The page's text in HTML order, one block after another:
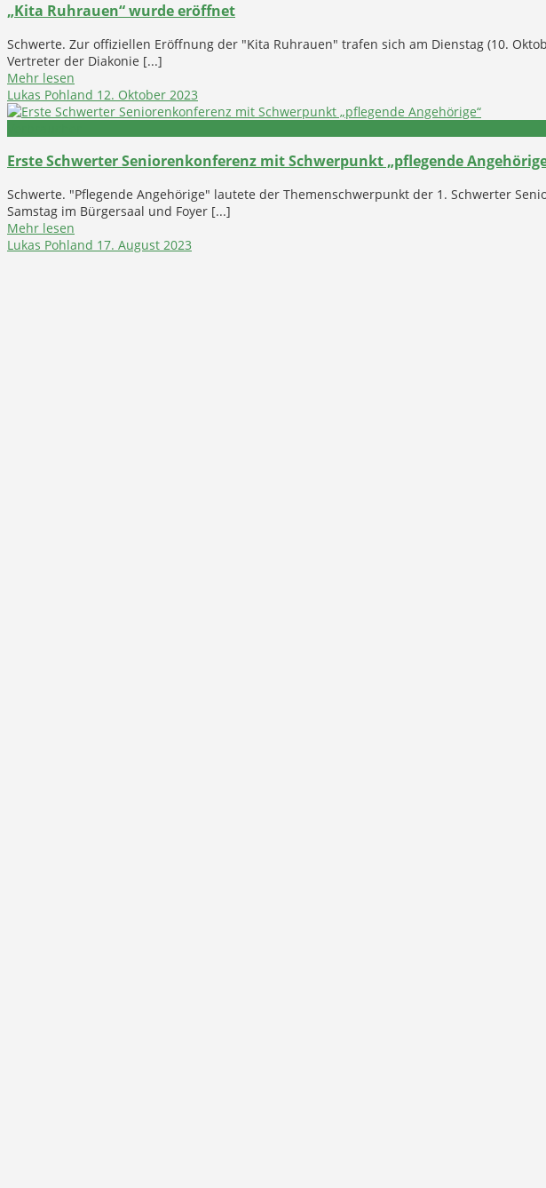
„Kita Ruhrauen“ wurde eröffnet
Schwerte. Zur offiziellen Eröffnung der "Kita Ruhrauen" trafen sich am Dienstag (10.
Vertreter der Diakonie [...]
Mehr lesen
Lukas Pohland 12. Oktober 2023
Erste Schwerter Seniorenkonferenz mit Schwerpunkt „pflegende
Schwerte. "Pflegende Angehörige" lautete der Themenschwerpunkt der 1. Schwerter
Samstag im Bürgersaal und Foyer [...]
Mehr lesen
Lukas Pohland 17. August 2023